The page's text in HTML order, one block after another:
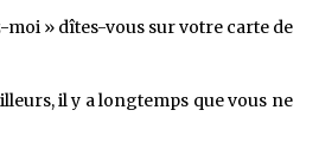
moi » dîtes-vous sur votre carte de
il y a longtemps que vous ne